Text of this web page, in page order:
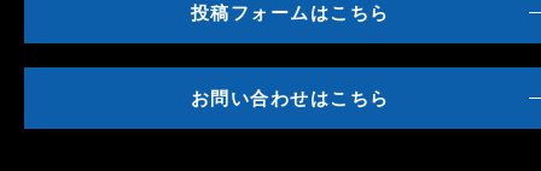
投稿フォームはこちら
お問い合わせはこちら